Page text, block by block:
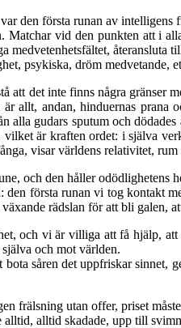
den första runan av
Matchar vid den punkten att i
medvetenhetsfältet, återansluta
psykiska, dröm
att det inte finns några
allt, andan, hinduernas
alla gudars sputum och
vilket är kraften ordet: i själva
visar världens relativitet,
och den håller odödlighetens
första runan vi tog kontakt
rädslan för att bli galen,
och vi är villiga att få hjälp,
och mot världen.
såren det uppfriskar
frälsning utan offer, priset
alltid, alltid skadade, upp till